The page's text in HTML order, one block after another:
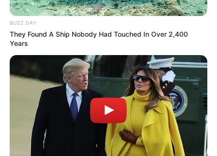
BUZZ DAY
They Found A Ship Nobody Had Touched In Over 2,400
Years